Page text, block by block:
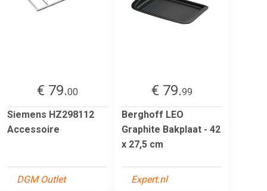
€ 79.00
Siemens HZ298112
Accessoire
DGM Outlet
€ 79.99
Berghoff LEO
Graphite Bakplaat - 42
x 27,5 cm
Expert.nl